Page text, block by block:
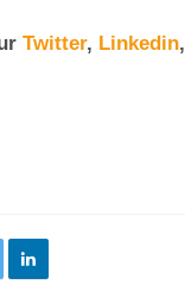
Twitter, Linkedin,